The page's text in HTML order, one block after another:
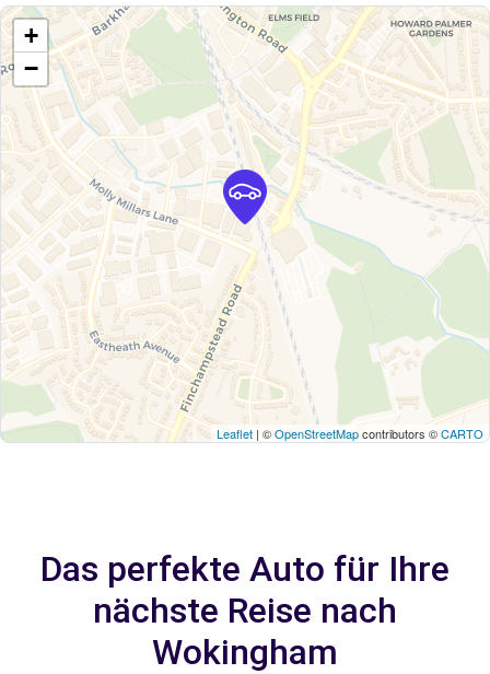
+
−
Leaflet | ©OpenStreetMapcontributors ©CARTO
Das perfekte Auto für Ihre
nächste Reise nach
Wokingham